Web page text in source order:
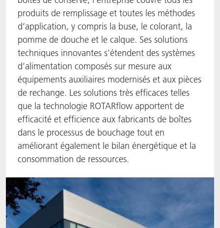
produits de remplissage et toutes les méthodes
d’application, y compris la buse, le colorant, la
pomme de douche et le calque. Ses solutions
techniques innovantes s'étendent des systèmes
d’alimentation composés sur mesure aux
équipements auxiliaires modernisés et aux pièces
de rechange. Les solutions très efficaces telles
que la technologie ROTARflow apportent de
efficacité et efficience aux fabricants de boîtes
dans le processus de bouchage tout en
améliorant également le bilan énergétique et la
consommation de ressources.
ACTNext
BlisterKote
FoodClass
FoodSafe
MotionCoat
PakSafe
WESSCO
Let's ACT
FAQ
ACTEGA Rhenacoat
ACTEGA Schmid Rhyner